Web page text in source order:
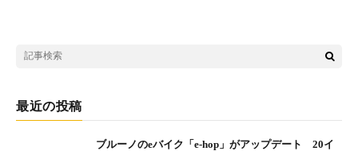
最近の投稿
ブルーノのeバイク「e-hop」がアップデート 20イ